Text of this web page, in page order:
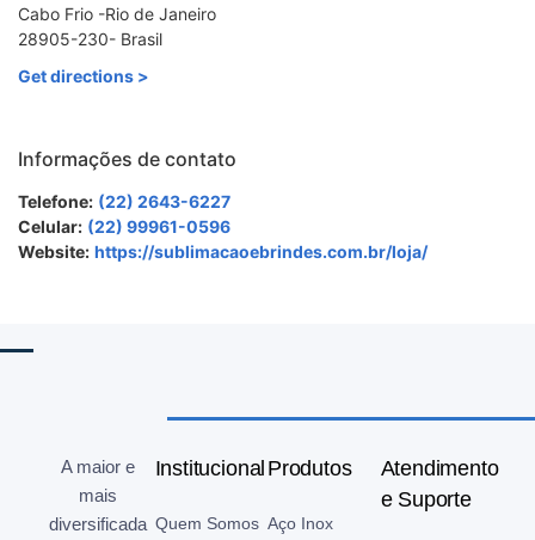
Cabo Frio -Rio de Janeiro
28905-230- Brasil
Get directions >
Informações de contato
Telefone: (22) 2643-6227
Celular: (22) 99961-0596
Website: https://sublimacaoebrindes.com.br/loja/
A maior e
mais
diversificada
Institucional
Quem Somos
Produtos
Aço Inox
Atendimento
e Suporte